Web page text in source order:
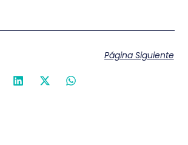
Página Siguiente